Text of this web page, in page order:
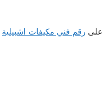
على رقم فني مكيفات اشبيلية